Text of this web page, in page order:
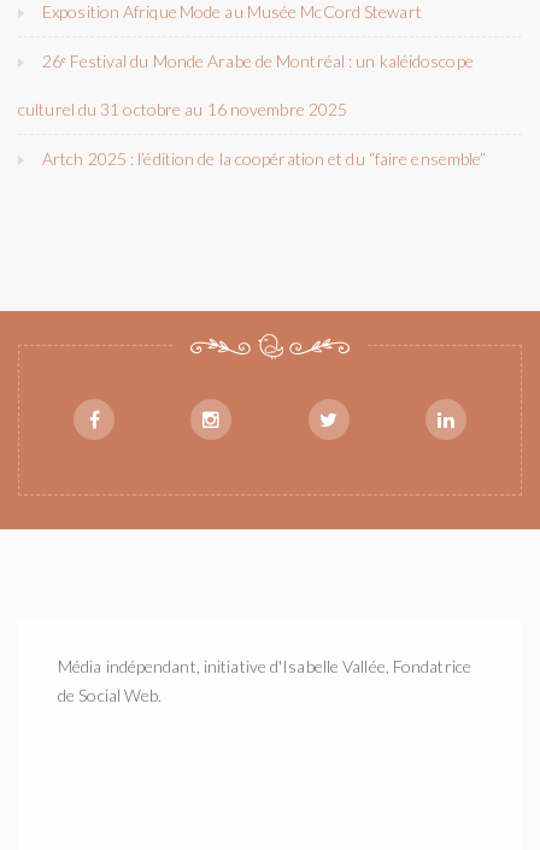
Exposition Afrique Mode au Musée McCord Stewart
26ᵉ Festival du Monde Arabe de Montréal : un kaléidoscope
culturel du 31 octobre au 16 novembre 2025
Artch 2025 : l’édition de la coopération et du “faire ensemble”
Média indépendant, initiative d'Isabelle Vallée, Fondatrice
de Social Web.